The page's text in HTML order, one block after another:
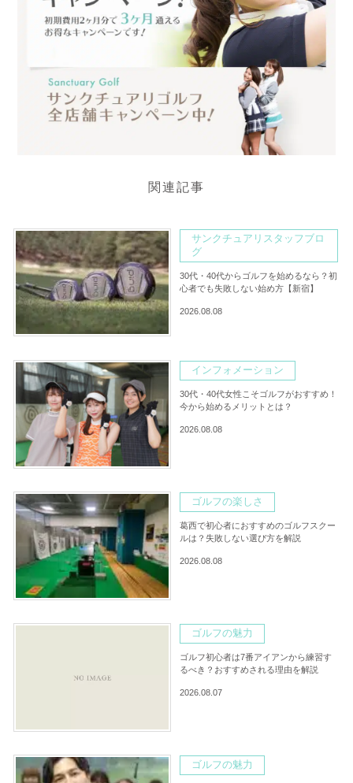
関連記事
サンクチュアリスタッフブロ
グ
30代・40代からゴルフを始めるなら？初
心者でも失敗しない始め方【新宿】
2026.08.08
インフォメーション
30代・40代女性こそゴルフがおすすめ！
今から始めるメリットとは？
2026.08.08
ゴルフの楽しさ
葛西で初心者におすすめのゴルフスクー
ルは？失敗しない選び方を解説
2026.08.08
ゴルフの魅力
ゴルフ初心者は7番アイアンから練習す
るべき？おすすめされる理由を解説
2026.08.07
ゴルフの魅力